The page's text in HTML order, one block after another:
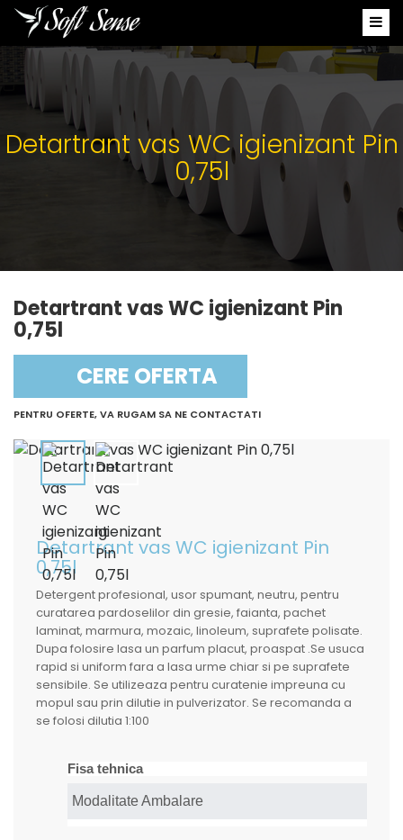
Detartrant vas WC igienizant Pin
0,75l
Detartrant vas WC igienizant Pin
0,75l
CERE OFERTA
PENTRU OFERTE, VA RUGAM SA NE CONTACTATI
Detartrant vas WC igienizant Pin
0,75l
Detergent profesional, usor spumant, neutru, pentru
curatarea pardoselilor din gresie, faianta, pachet
laminat, marmura, mozaic, linoleum, suprafete polisate.
Dupa folosire lasa un parfum placut, proaspat .Se usuca
rapid si uniform fara a lasa urme chiar si pe suprafete
sensibile. Se utilizeaza pentru curatenie impreuna cu
mopul sau prin dilutie in pulverizator. Se recomanda a
se folosi dilutia 1:100
Fisa tehnica
Modalitate Ambalare